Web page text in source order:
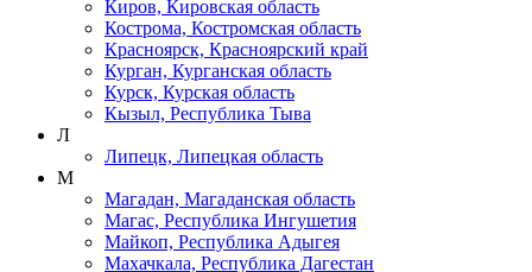
Киров, Кировская область
Кострома, Костромская область
Красноярск, Красноярский край
Курган, Курганская область
Курск, Курская область
Кызыл, Республика Тыва
Л
Липецк, Липецкая область
М
Магадан, Магаданская область
Магас, Республика Ингушетия
Майкоп, Республика Адыгея
Махачкала, Республика Дагестан